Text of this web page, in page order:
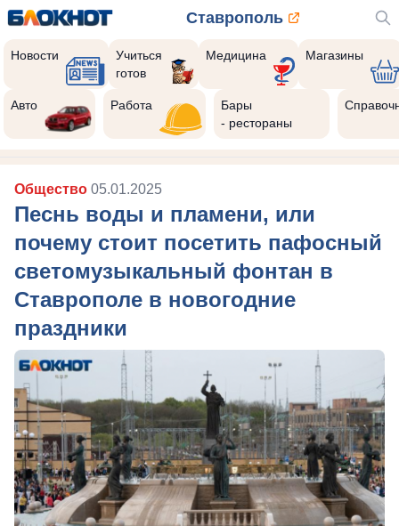
Ставрополь
Новости
Учиться
готов
Медицина Магазины
Авто Работа
Бары
- рестораны
Общество 05.01.2025
Песнь воды и пламени, или
почему стоит посетить пафосный
светомузыкальный фонтан в
Ставрополе в новогодние
праздники